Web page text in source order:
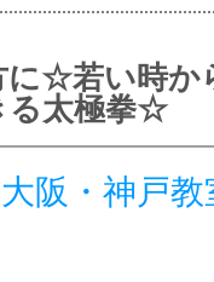
に☆若い時か
る太極拳☆
阪・神戸